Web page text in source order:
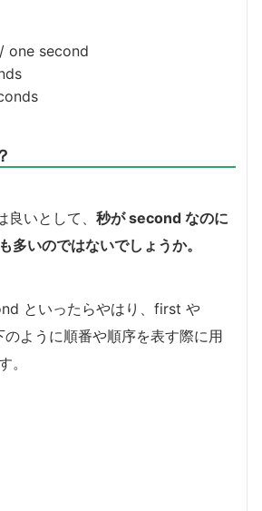
one second
いとして、 秒が second なのに
多いのではないでしょうか。
といったらやはり、first や
ように順番や順序を表す際に用
。